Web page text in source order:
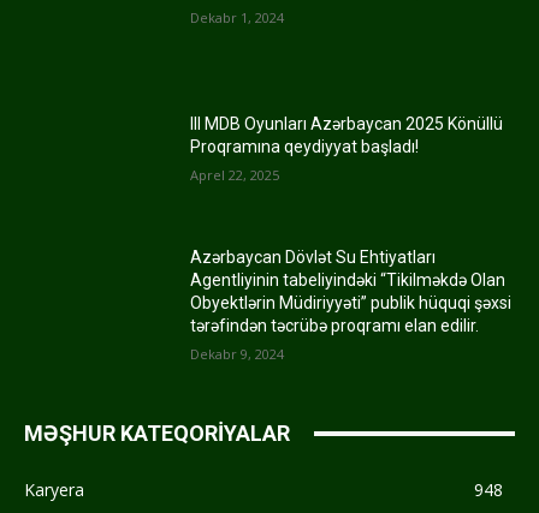
Dekabr 1, 2024
III MDB Oyunları Azərbaycan 2025 Könüllü
Proqramına qeydiyyat başladı!
Aprel 22, 2025
Azərbaycan Dövlət Su Ehtiyatları
Agentliyinin tabeliyindəki “Tikilməkdə Olan
Obyektlərin Müdiriyyəti” publik hüquqi şəxsi
tərəfindən təcrübə proqramı elan edilir.
Dekabr 9, 2024
MƏŞHUR KATEQORİYALAR
Karyera
948